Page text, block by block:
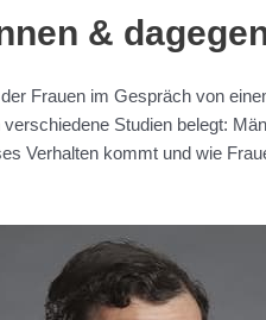
&
Frauen im Gespräch von
Studien belegt:
Verhalten kommt und wie